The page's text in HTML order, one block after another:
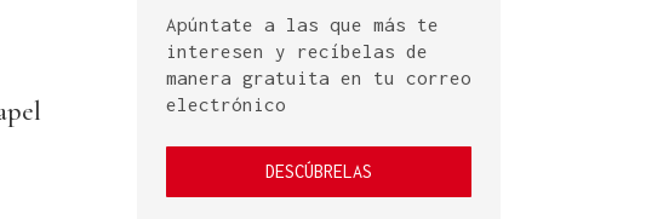
Apúntate a las que más te
interesen y recíbelas de
manera gratuita en tu correo
electrónico
DESCÚBRELAS